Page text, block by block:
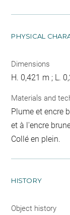
PHYSICAL
Dimensions
H. 0,421 m ; L.
Materials and
Plume et encre
et à l'encre
Collé en plein.
HISTORY
Object history